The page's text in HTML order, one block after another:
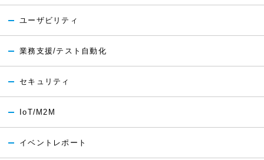
ユーザビリティ
業務支援/テスト自動化
セキュリティ
IoT/M2M
イベントレポート